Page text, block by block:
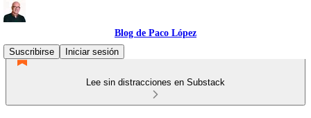
Blog de Paco López
Suscribirse
Iniciar sesión
Lee sin distracciones en Substack